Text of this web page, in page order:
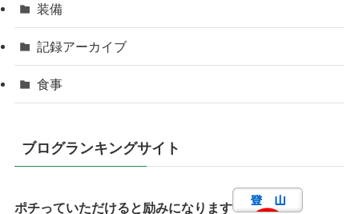
装備
記録アーカイブ
食事
ブログランキングサイト
ポチっていただけると励みになります